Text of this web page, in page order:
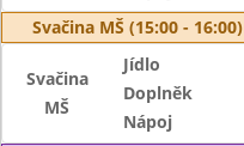
Svačina MŠ (15:00 - 16:00)
Svačina
MŠ
Jídlo
Doplněk
Nápoj